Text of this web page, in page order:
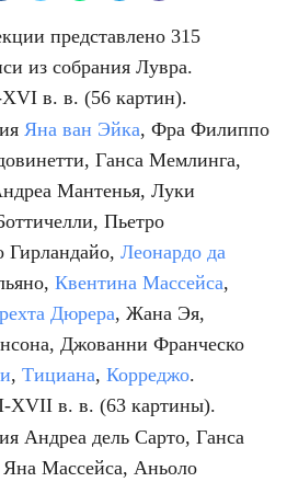
представлено 315
из собрания Лувра.
в. в. (56 картин).
Яна ван Эйка, Фра Филиппо
Ганса Мемлинга,
Мантенья, Луки
Пьетро
Леонардо да
Квентина Массейса,
Дюрера, Жана Эя,
Джованни Франческо
, Тициана, Корреджо.
XVII в. в. (63 картины).
Андреа дель Сарто, Ганса
Массейса, Аньоло